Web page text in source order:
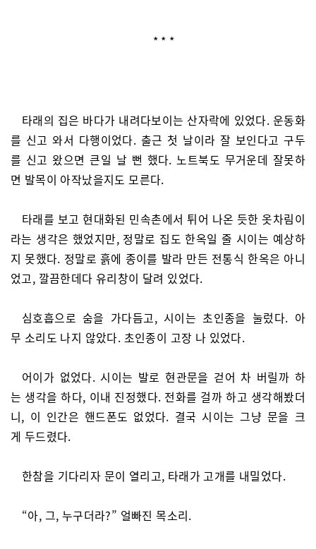
* * *
타래의 집은 바다가 내려다보이는 산자락에 있었다. 운동화
를 신고 와서 다행이었다. 출근 첫 날이라 잘 보인다고 구두
를 신고 왔으면 큰일 날 뻔 했다. 노트북도 무거운데 잘못하
면 발목이 아작났을지도 모른다.
타래를 보고 현대화된 민속촌에서 튀어 나온 듯한 옷차림이
라는 생각은 했었지만, 정말로 집도 한옥일 줄 시이는 예상하
지 못했다. 정말로 흙에 종이를 발라 만든 전통식 한옥은 아니
었고, 깔끔한데다 유리창이 달려 있었다.
심호흡으로 숨을 가다듬고, 시이는 초인종을 눌렀다. 아
무 소리도 나지 않았다. 초인종이 고장 나 있었다.
어이가 없었다. 시이는 발로 현관문을 걷어 차 버릴까 하
는 생각을 하다, 이내 진정했다. 전화를 걸까 하고 생각해봤더
니, 이 인간은 핸드폰도 없었다. 결국 시이는 그냥 문을 크
게 두드렸다.
한참을 기다리자 문이 열리고, 타래가 고개를 내밀었다.
“아, 그, 누구더라?” 얼빠진 목소리.